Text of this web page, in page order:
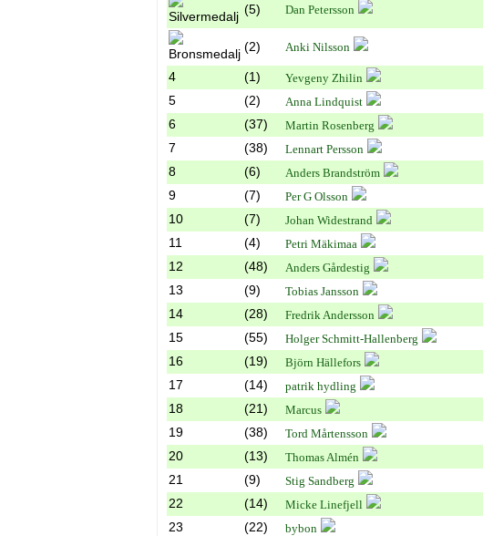
(5) Dan Petersson
(2) Anki Nilsson
4 (1) Yevgeny Zhilin
5
(2) Anna Lindquist
6
(37) Martin Rosenberg
7
(38) Lennart Persson
8
(6) Anders Brandström
9
(7) Per G Olsson
10
(7) Johan Widestrand
11
(4) Petri Mäkimaa
12
(48) Anders Gårdestig
13
(9) Tobias Jansson
14
(28) Fredrik Andersson
15
(55) Holger Schmitt-Hallenberg
16
(19) Björn Hällefors
17
(14) patrik hydling
18
(21) Marcus
19
(38) Tord Mårtensson
20
(13) Thomas Almén
21
(9) Stig Sandberg
22
(14) Micke Linefjell
23
(22) bybon